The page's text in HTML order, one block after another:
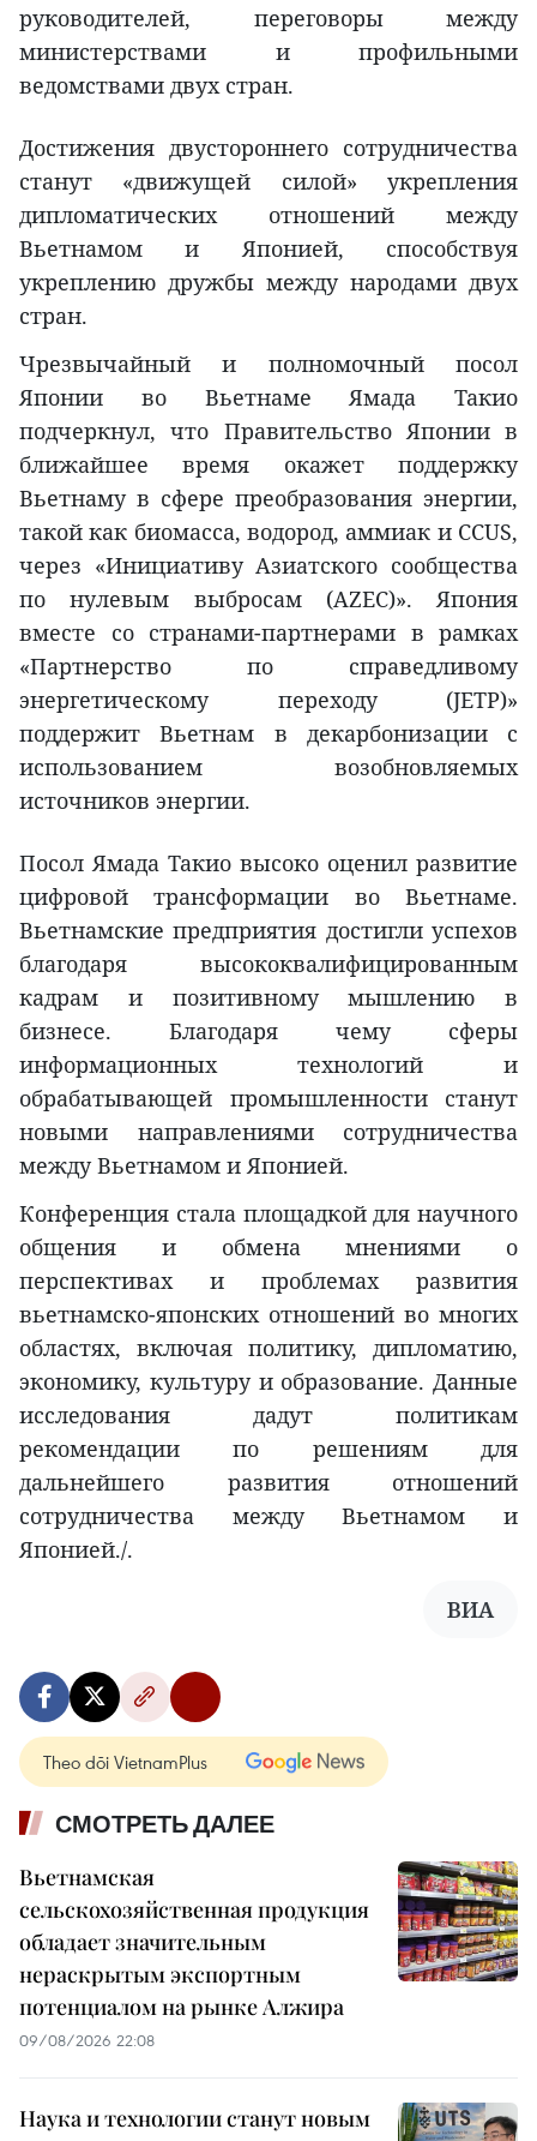
руководителей, переговоры между
министерствами и профильными
ведомствами двух стран.
Достижения двустороннего сотрудничества
станут «движущей силой» укрепления
дипломатических отношений между
Вьетнамом и Японией, способствуя
укреплению дружбы между народами двух
стран.
Чрезвычайный и полномочный посол
Японии во Вьетнаме Ямада Такио
подчеркнул, что Правительство Японии в
ближайшее время окажет поддержку
Вьетнаму в сфере преобразования энергии,
такой как биомасса, водород, аммиак и CCUS,
через «Инициативу Азиатского сообщества
по нулевым выбросам (AZEC)». Япония
вместе со странами-партнерами в рамках
«Партнерство по справедливому
энергетическому переходу (JETP)»
поддержит Вьетнам в декарбонизации с
использованием возобновляемых
источников энергии.
Посол Ямада Такио высоко оценил развитие
цифровой трансформации во Вьетнаме.
Вьетнамские предприятия достигли успехов
благодаря высококвалифицированным
кадрам и позитивному мышлению в
бизнесе. Благодаря чему сферы
информационных технологий и
обрабатывающей промышленности станут
новыми направлениями сотрудничества
между Вьетнамом и Японией.
Конференция стала площадкой для научного
общения и обмена мнениями о
перспективах и проблемах развития
вьетнамско-японских отношений во многих
областях, включая политику, дипломатию,
экономику, культуру и образование. Данные
исследования дадут политикам
рекомендации по решениям для
дальнейшего развития отношений
сотрудничества между Вьетнамом и
Японией./.
ВИА
Theo dõi VietnamPlus
СМОТРЕТЬ ДАЛЕЕ
Вьетнамская
сельскохозяйственная продукция
обладает значительным
нераскрытым экспортным
потенциалом на рынке Алжира
09/08/2026 22:08
Наука и технологии станут новым